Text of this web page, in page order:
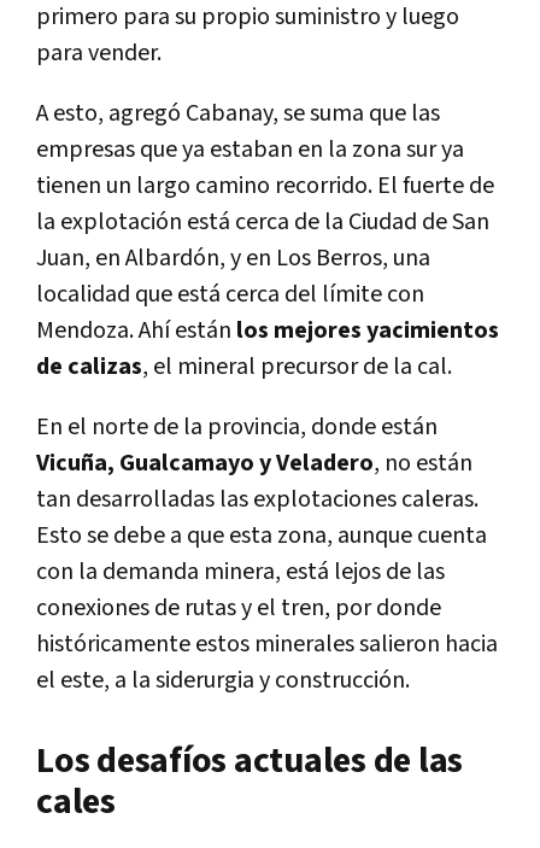
primero para su propio suministro y luego
para vender.
A esto, agregó Cabanay, se suma que las
empresas que ya estaban en la zona sur ya
tienen un largo camino recorrido. El fuerte de
la explotación está cerca de la Ciudad de San
Juan, en Albardón, y en Los Berros, una
localidad que está cerca del límite con
Mendoza. Ahí están los mejores yacimientos
de calizas, el mineral precursor de la cal.
En el norte de la provincia, donde están
Vicuña, Gualcamayo y Veladero, no están
tan desarrolladas las explotaciones caleras.
Esto se debe a que esta zona, aunque cuenta
con la demanda minera, está lejos de las
conexiones de rutas y el tren, por donde
históricamente estos minerales salieron hacia
el este, a la siderurgia y construcción.
Los desafíos actuales de las
cales